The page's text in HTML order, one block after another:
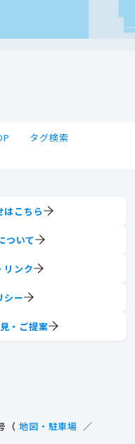
タグ検索
（ 地図・駐車場 ／
はこちら
ついて
リンク
シー
・ご提案